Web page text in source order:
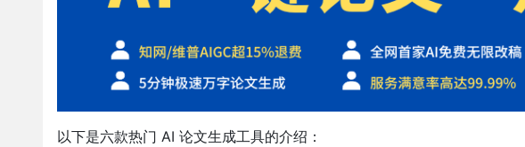
以下是六款热门 AI 论文生成工具的介绍：